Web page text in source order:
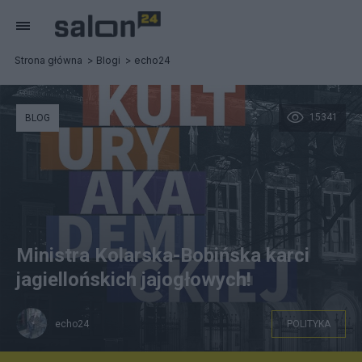
Strona główna Blogi echo24
15341
BLOG
Ministra Kolarska-Bobińska karci
jagiellońskich jajogłowych!
echo24 POLITYKA